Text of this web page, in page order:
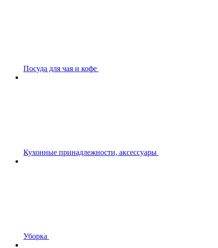
Посуда для чая и кофе
Кухонные принадлежности, аксессуары
Уборка